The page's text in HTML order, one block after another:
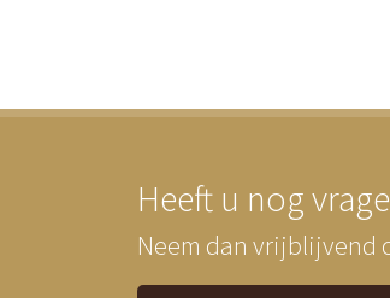
Heeft u nog
Neem dan vrijblijvend